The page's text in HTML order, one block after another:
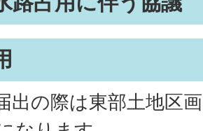
出の際は東部土地区